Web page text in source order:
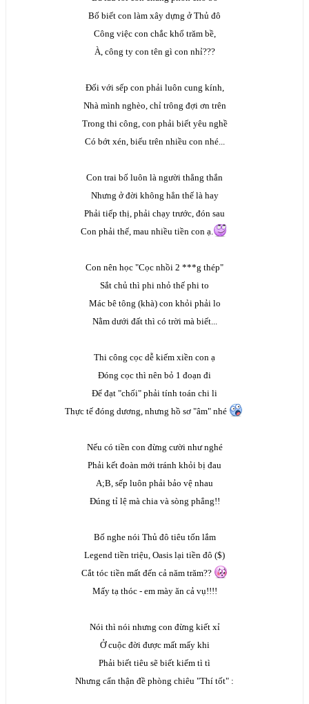
Bố biết con làm xây dựng ở Thủ đô
Công việc con chắc khổ trăm bề,
À, công ty con tên gì con nhỉ???
Đối với sếp con phải luôn cung kính,
Nhà mình nghèo, chỉ trông đợi ơn trên
Trong thi công, con phải biết yêu nghề
Có bớt xén, biếu trên nhiều con nhé...
Con trai bố luôn là người thẳng thắn
Nhưng ở đời không hẳn thế là hay
Phải tiếp thị, phải chạy trước, đón sau
Con phải thế, mau nhiều tiền con ạ.
Con nên học "Cọc nhồi 2 ***g thép"
Sắt chủ thì phi nhỏ thế phi to
Mác bê tông (khà) con khỏi phải lo
Nằm dưới đất thì có trời mà biết...
Thi công cọc dễ kiếm xiền con ạ
Đóng cọc thì nên bỏ 1 đoạn đi
Để đạt "chối" phải tính toán chi li
Thực tế đóng dương, nhưng hồ sơ "âm" nhé
Nếu có tiền con đừng cười như nghé
Phải kết đoàn mới tránh khỏi bị đau
A;B, sếp luôn phải bảo vệ nhau
Đúng tỉ lệ mà chia và sòng phẳng!!
Bố nghe nói Thủ đô tiêu tốn lắm
Legend tiền triệu, Oasis lại tiền đô ($)
Cắt tóc tiền mất đến cả năm trăm??
Mấy tạ thóc - em mày ăn cả vụ!!!!
Nói thì nói nhưng con đừng kiết xỉ
Ở cuộc đời được mất mấy khi
Phải biết tiêu sẽ biết kiếm tì tì
Nhưng cẩn thận đề phòng chiêu "Thí tốt" :